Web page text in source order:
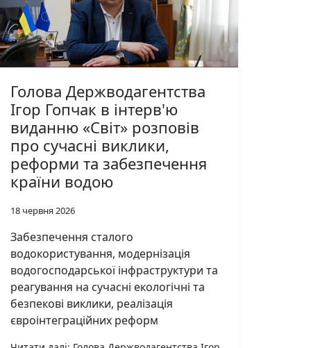
Голова Держводагентства
Ігор Гопчак в інтерв'ю
виданню «Світ» розповів
про сучасні виклики,
реформи та забезпечення
країни водою
18 червня 2026
Забезпечення сталого
водокористування, модернізація
водогосподарської інфраструктури та
реагування на сучасні екологічні та
безпекові виклики, реалізація
євроінтеграційних реформ